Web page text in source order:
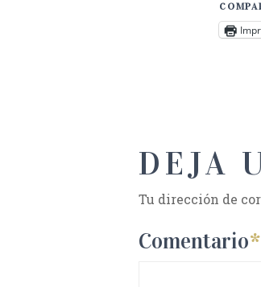
DEJA
Tu dirección de
Comentario*